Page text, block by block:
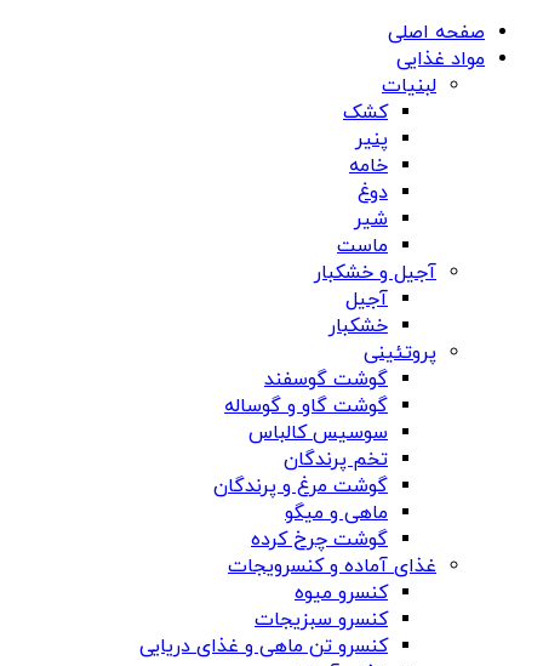
صفحه اصلی
مواد غذایی
لبنیات
کشک
پنیر
خامه
دوغ
شیر
ماست
آجیل و خشکبار
آجیل
خشکبار
پروتئینی
گوشت گوسفند
گوشت گاو و گوساله
سوسیس کالباس
تخم پرندگان
گوشت مرغ و پرندگان
ماهی و میگو
گوشت چرخ کرده
غذای آماده و کنسرویجات
کنسرو میوه
کنسرو سبزیجات
کنسرو تن ماهی و غذای دریایی